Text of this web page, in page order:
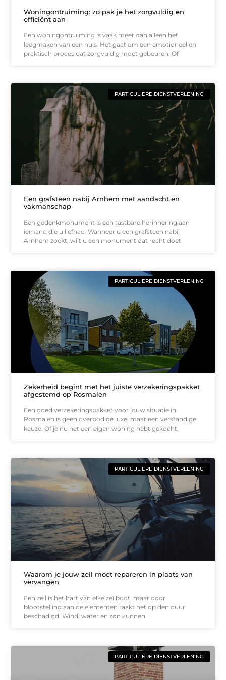
Woningontruiming: zo pak je het zorgvuldig en
efficiënt aan
Een woningontruiming is vaak meer dan alleen het
leegmaken van een huis. Het gaat om een emotioneel en
praktisch proces dat zorgvuldig moet gebeuren. Of
PARTICULIERE DIENSTVERLENING
Een grafsteen nabij Arnhem met aandacht en
vakmanschap
Een gedenkmonument is een tastbare herinnering aan
iemand die u liefhad. Wanneer u een grafsteen nabij
Arnhem zoekt, wilt u een monument dat recht doet
PARTICULIERE DIENSTVERLENING
Zekerheid begint met het juiste verzekeringspakket
afgestemd op Rosmalen
Een goed verzekeringspakket voor jouw situatie in
Rosmalen is geen overbodige luxe, maar een verstandige
keuze. Of je nu net een eigen woning hebt gekocht,
PARTICULIERE DIENSTVERLENING
Waarom je jouw zeil moet repareren in plaats van
vervangen
Een zeil is het hart van elke zeilboot, maar door
blootstelling aan de elementen raakt het op den duur
beschadigd. Wind, water en zon kunnen
PARTICULIERE DIENSTVERLENING